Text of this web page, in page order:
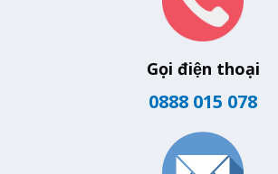
Gọi điện thoại
0888 015 078